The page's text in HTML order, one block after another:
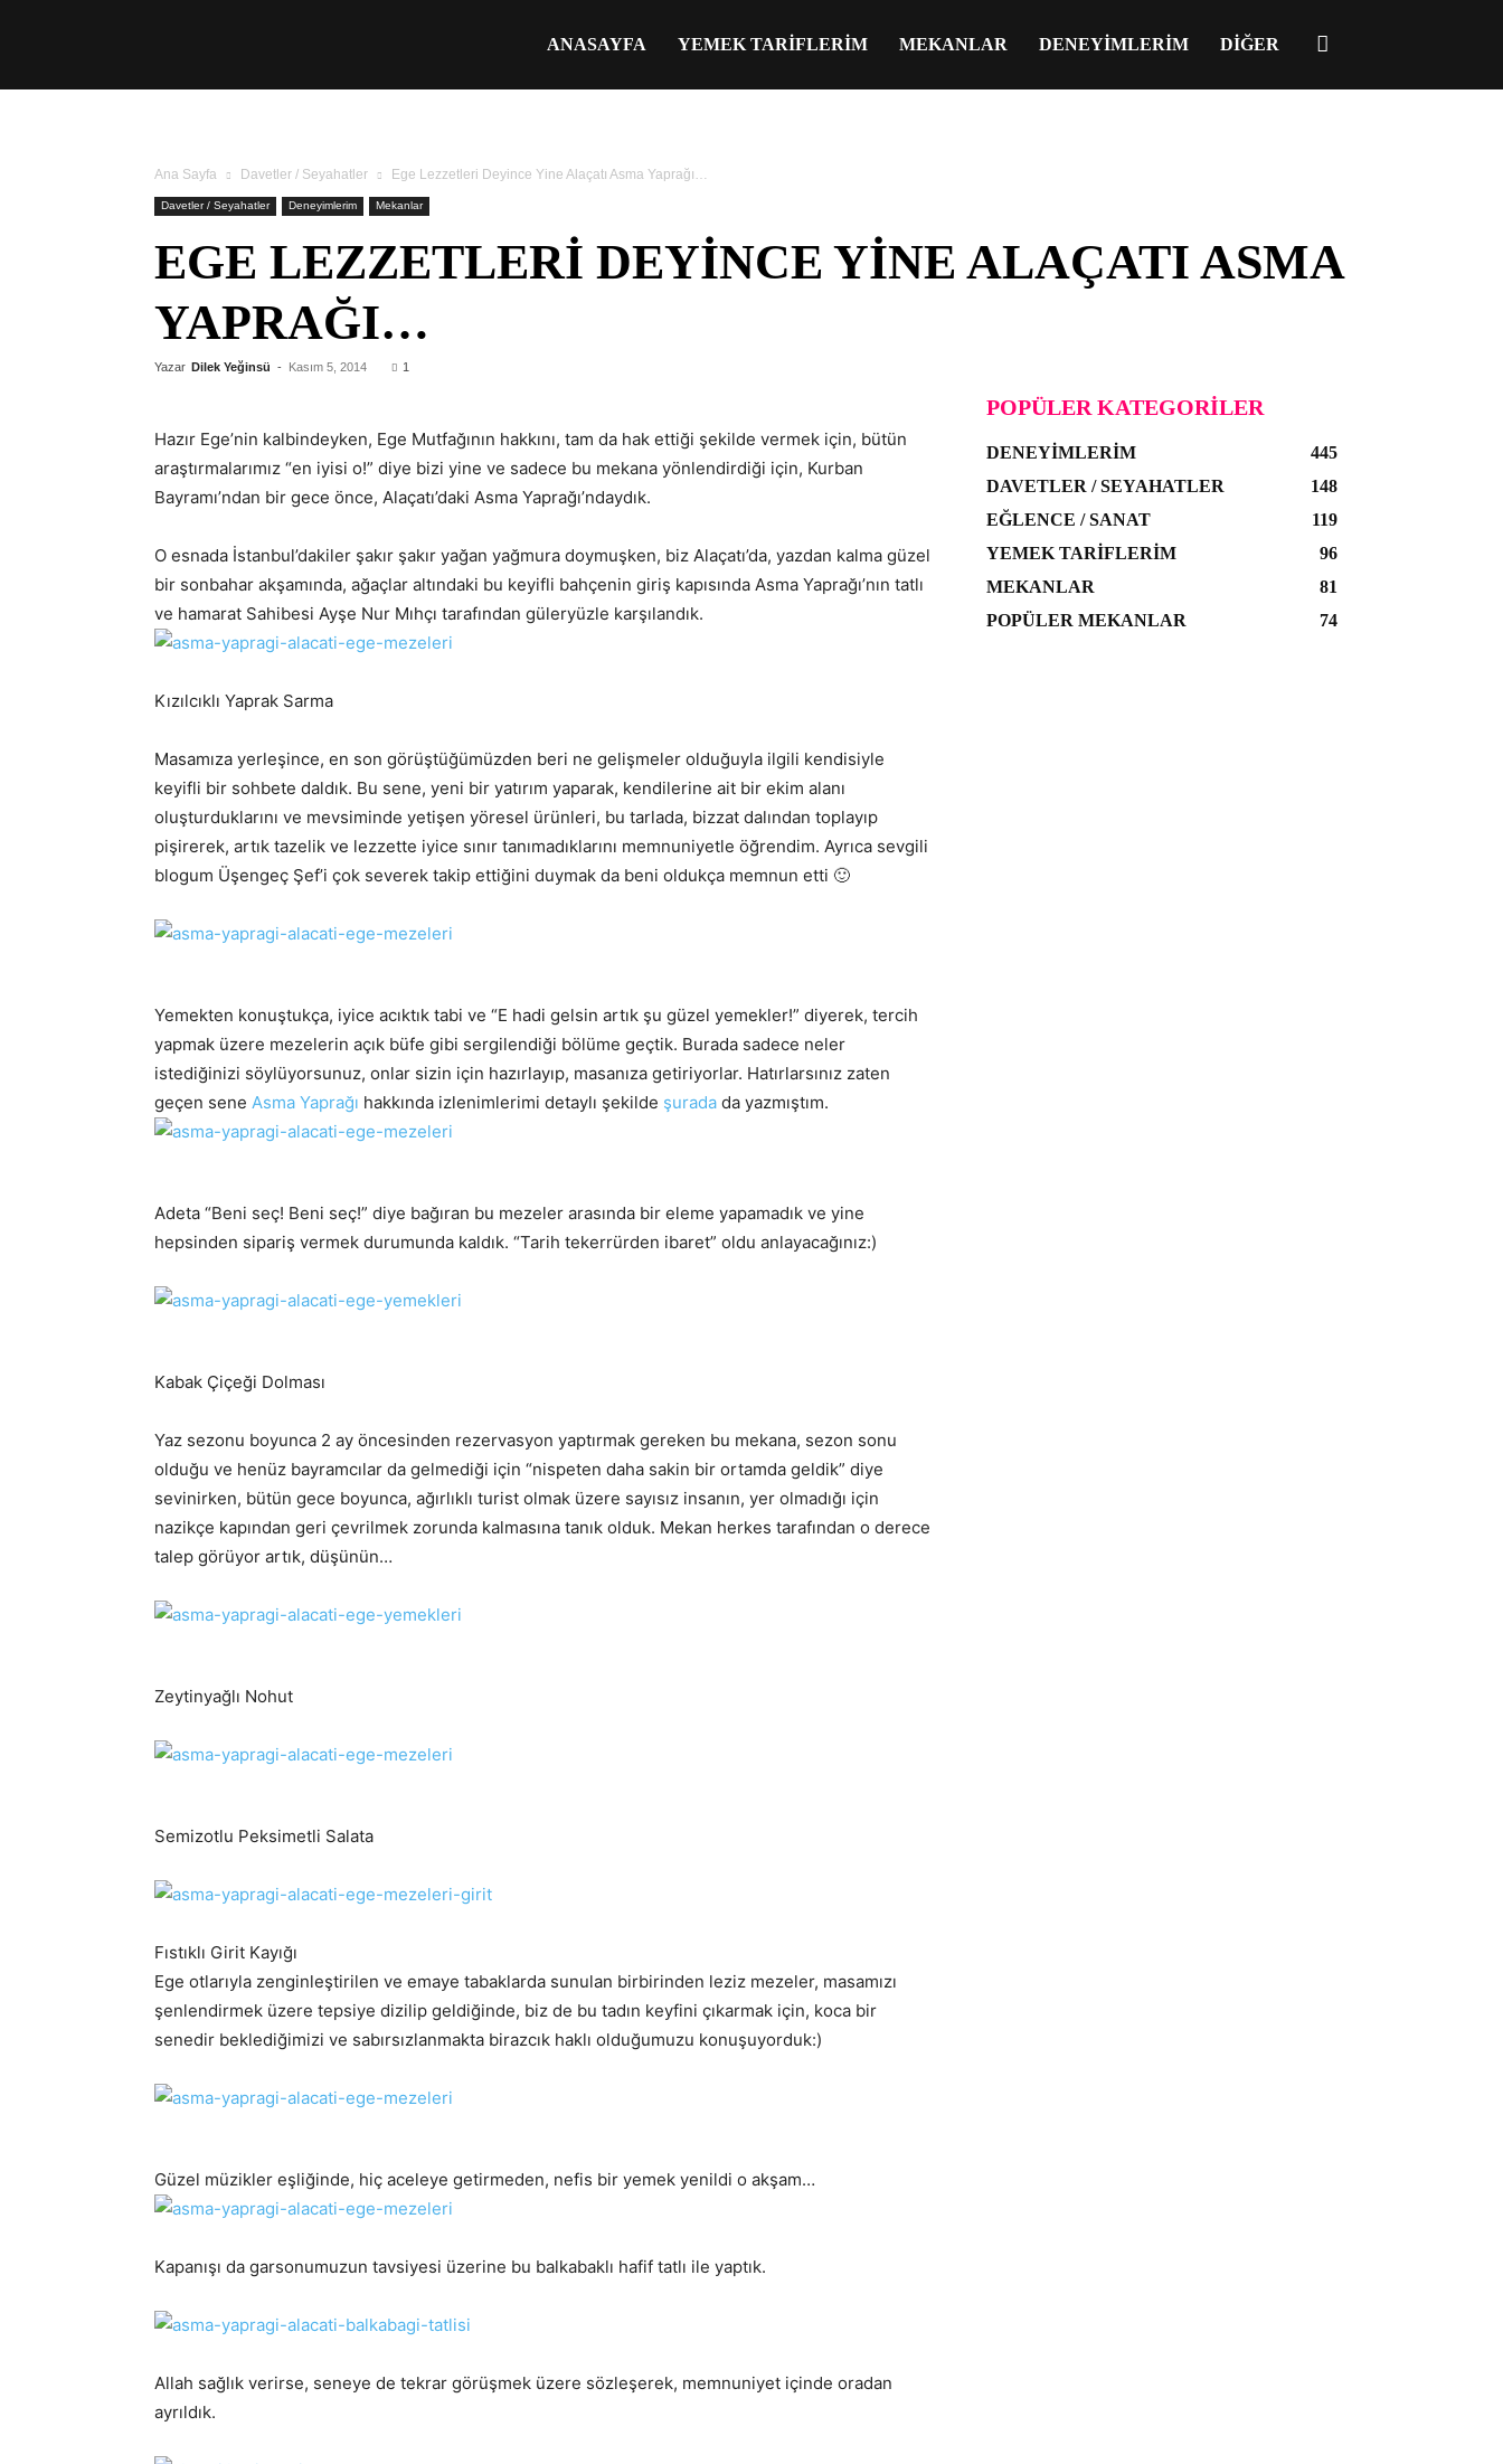
ANASAYFA YEMEK TARIFLERIM MEKANLAR DENEYIMLERIM DIĞER
Ana Sayfa Davetler / Seyahatler Ege Lezzetleri Deyince Yine Alaçatı Asma Yaprağı…
Davetler / Seyahatler Deneyimlerim Mekanlar
EGE LEZZETLERI DEYINCE YINE ALAÇATI ASMA
YAPRAĞI…
Yazar Dilek Yeğinsü - Kasım 5, 2014 1
Hazır Ege’nin kalbindeyken, Ege Mutfağının hakkını, tam da hak ettiği şekilde vermek için, bütün
araştırmalarımız “en iyisi o!” diye bizi yine ve sadece bu mekana yönlendirdiği için, Kurban
Bayramı’ndan bir gece önce, Alaçatı’daki Asma Yaprağı’ndaydık.
O esnada İstanbul’dakiler şakır şakır yağan yağmura doymuşken, biz Alaçatı’da, yazdan kalma güzel
bir sonbahar akşamında, ağaçlar altındaki bu keyifli bahçenin giriş kapısında Asma Yaprağı’nın tatlı
ve hamarat Sahibesi Ayşe Nur Mıhçı tarafından güleryüzle karşılandık.
Kızılcıklı Yaprak Sarma
Masamıza yerleşince, en son görüştüğümüzden beri ne gelişmeler olduğuyla ilgili kendisiyle
keyifli bir sohbete daldık. Bu sene, yeni bir yatırım yaparak, kendilerine ait bir ekim alanı
oluşturduklarını ve mevsiminde yetişen yöresel ürünleri, bu tarlada, bizzat dalından toplayıp
pişirerek, artık tazelik ve lezzette iyice sınır tanımadıklarını memnuniyetle öğrendim. Ayrıca sevgili
blogum Üşengeç Şef’i çok severek takip ettiğini duymak da beni oldukça memnun etti 🙂
Yemekten konuştukça, iyice acıktık tabi ve “E hadi gelsin artık şu güzel yemekler!” diyerek, tercih
yapmak üzere mezelerin açık büfe gibi sergilendiği bölüme geçtik. Burada sadece neler
istediğinizi söylüyorsunuz, onlar sizin için hazırlayıp, masanıza getiriyorlar. Hatırlarsınız zaten
geçen sene Asma Yaprağı hakkında izlenimlerimi detaylı şekilde şurada da yazmıştım.
Adeta “Beni seç! Beni seç!” diye bağıran bu mezeler arasında bir eleme yapamadık ve yine
hepsinden sipariş vermek durumunda kaldık. “Tarih tekerrürden ibaret” oldu anlayacağınız:)
Kabak Çiçeği Dolması
Yaz sezonu boyunca 2 ay öncesinden rezervasyon yaptırmak gereken bu mekana, sezon sonu
olduğu ve henüz bayramcılar da gelmediği için “nispeten daha sakin bir ortamda geldik” diye
sevinirken, bütün gece boyunca, ağırlıklı turist olmak üzere sayısız insanın, yer olmadığı için
nazikçe kapından geri çevrilmek zorunda kalmasına tanık olduk. Mekan herkes tarafından o derece
talep görüyor artık, düşünün…
Zeytinyağlı Nohut
Semizotlu Peksimetli Salata
Fıstıklı Girit Kayığı
Ege otlarıyla zenginleştirilen ve emaye tabaklarda sunulan birbirinden leziz mezeler, masamızı
şenlendirmek üzere tepsiye dizilip geldiğinde, biz de bu tadın keyfini çıkarmak için, koca bir
senedir beklediğimizi ve sabırsızlanmakta birazcık haklı olduğumuzu konuşuyorduk:)
Güzel müzikler eşliğinde, hiç aceleye getirmeden, nefis bir yemek yenildi o akşam…
Kapanışı da garsonumuzun tavsiyesi üzerine bu balkabaklı hafif tatlı ile yaptık.
Allah sağlık verirse, seneye de tekrar görüşmek üzere sözleşerek, memnuniyet içinde oradan
ayrıldık.
POPÜLER KATEGORILER
DENEYIMLERIM
445
DAVETLER / SEYAHATLER
148
EĞLENCE / SANAT
119
YEMEK TARIFLERIM
96
MEKANLAR
81
POPÜLER MEKANLAR
74